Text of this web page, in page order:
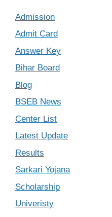
Admission
Admit Card
Answer Key
Bihar Board
Blog
BSEB News
Center List
Latest Update
Results
Sarkari Yojana
Scholarship
Univeristy